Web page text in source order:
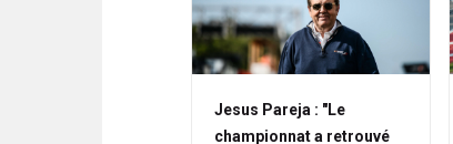
Jesus Pareja : "Le
championnat a retrouvé